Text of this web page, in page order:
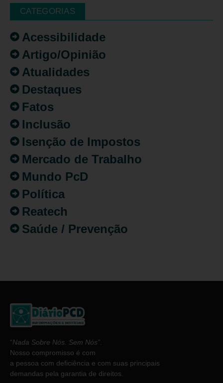
CATEGORIAS
Acessibilidade
Artigo/Opinião
Atualidades
Destaques
Fatos
Inclusão
Isenção de Impostos
Mercado de Trabalho
Mundo PcD
Política
Reatech
Saúde / Prevenção
“Nada Sobre Nós. Sem Nós”
Nosso compromisso é com
a pessoa com deficiência e com suas principais
demandas pela garantia de direitos.